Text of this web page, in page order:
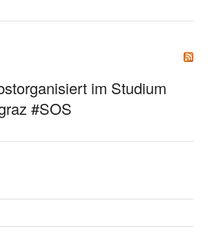
im Studium
#SOS